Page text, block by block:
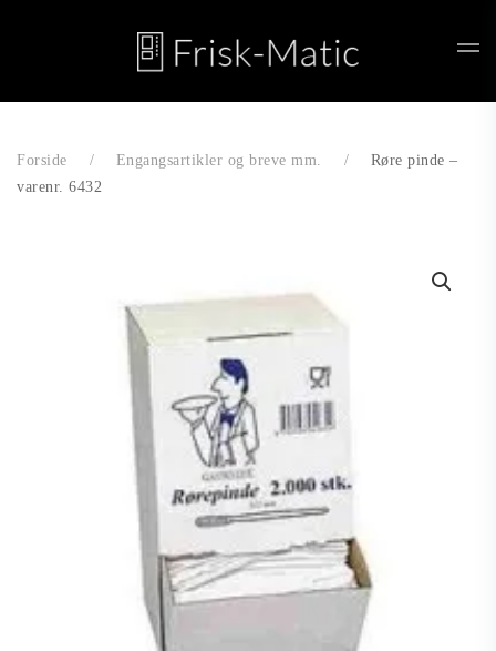
Skip to main content
Forside Engangsartikler og breve mm.
Røre pinde –
varenr. 6432